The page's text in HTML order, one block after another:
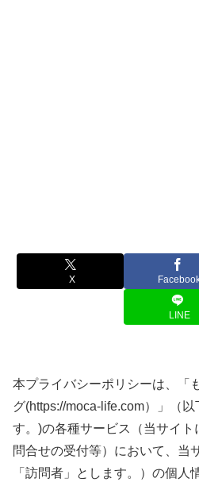
X
LINE
本プライバシーポリシーは、「
グ(https://moca-life.com）」（
す。)の各種サービス（当サイ
問合せの受付等）において、当
「訪問者」とします。）の個人